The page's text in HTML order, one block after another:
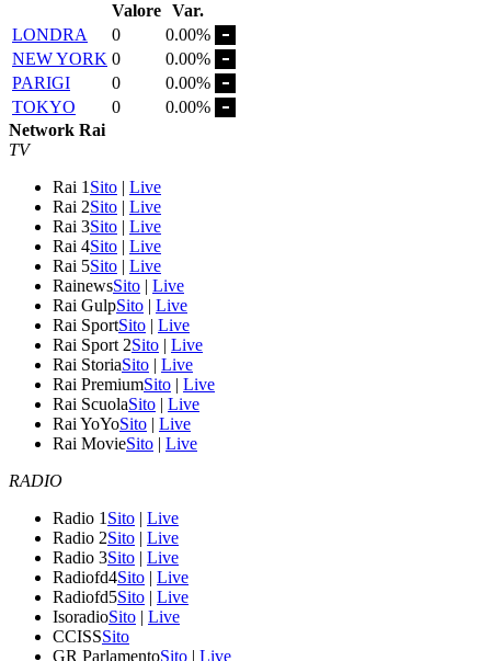
Valore Var.
LONDRA
0
0.00%
NEW YORK 0
0.00%
PARIGI
0
0.00%
TOKYO
0
0.00%
Network Rai
TV
Rai 1 Sito | Live
Rai 2Sito | Live
Rai 3Sito | Live
Rai 4Sito | Live
Rai 5Sito | Live
RainewsSito | Live
Rai GulpSito | Live
Rai SportSito | Live
Rai Sport 2Sito | Live
Rai StoriaSito | Live
Rai PremiumSito | Live
Rai ScuolaSito | Live
Rai YoYoSito | Live
Rai MovieSito | Live
RADIO
Radio 1 Sito | Live
Radio 2Sito | Live
Radio 3Sito | Live
Radiofd4Sito | Live
Radiofd5Sito | Live
IsoradioSito | Live
CCISSSito
GR ParlamentoSito | Live